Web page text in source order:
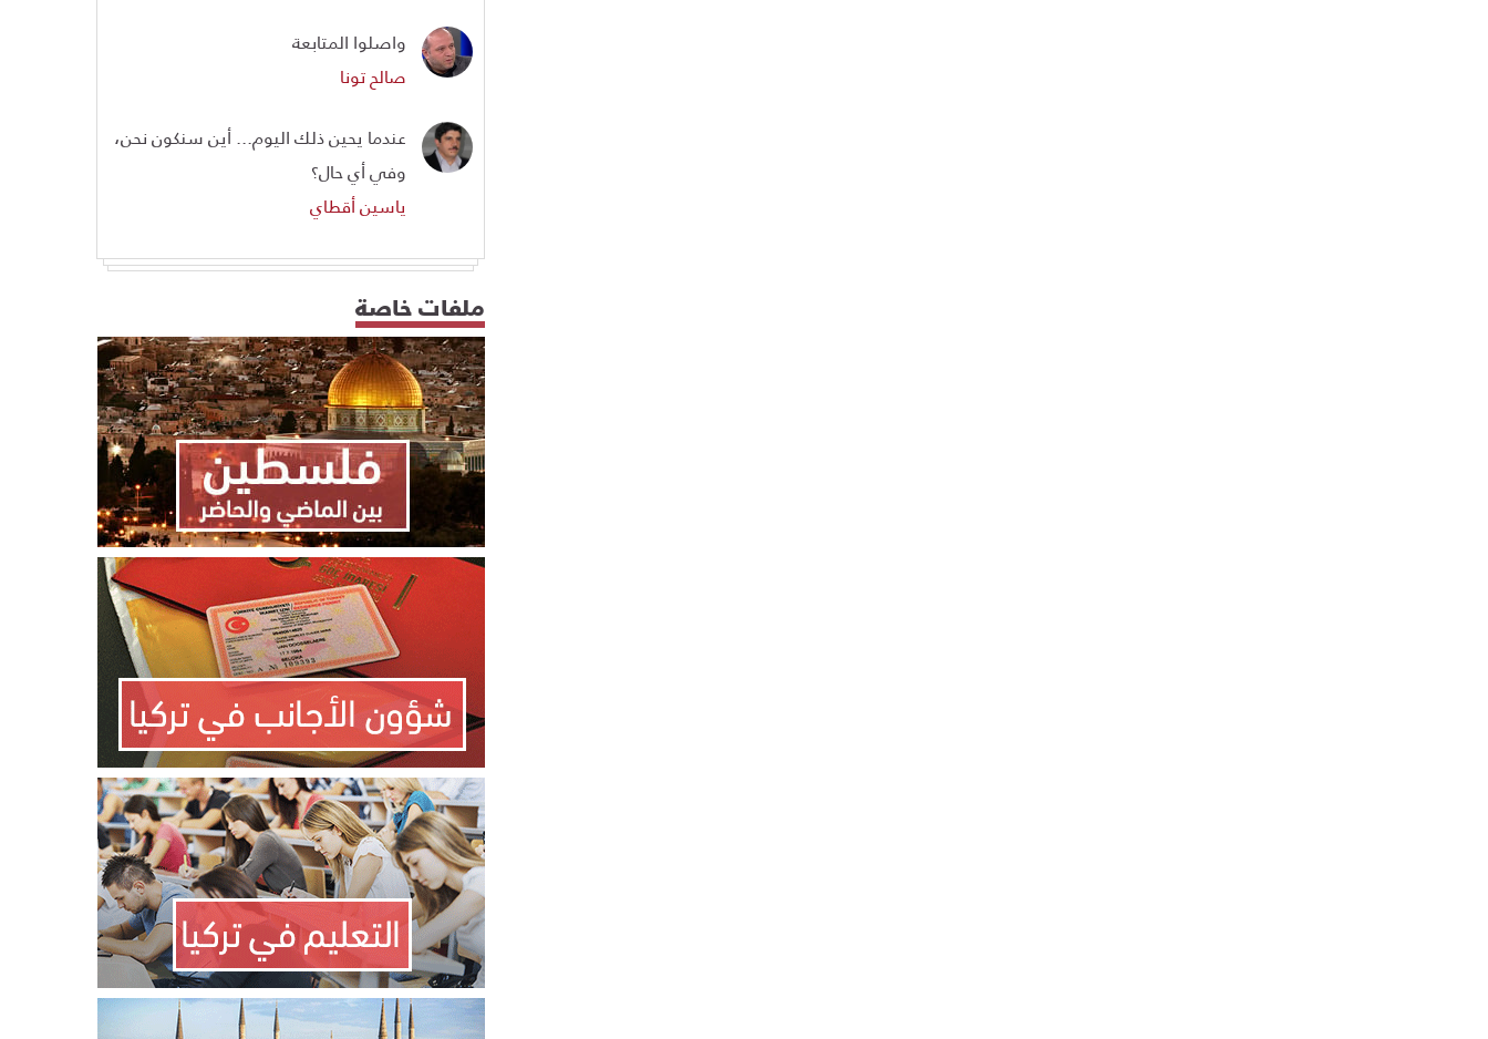
واصلوا المتابعة
صالح تونا
عندما يحين ذلك اليوم... أين سنكون نحن،
وفي أي حال؟
ياسين أقطاي
ملفات خاصة